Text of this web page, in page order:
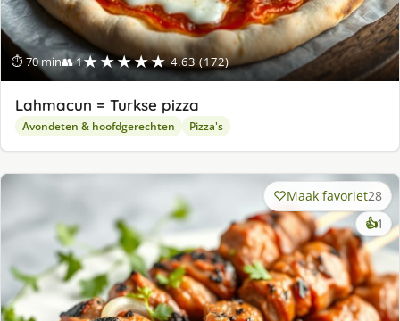
⏱ 70 min👥 1★★★★★ 4.63 (172)
Lahmacun = Turkse pizza
Avondeten & hoofdgerechten Pizza's
Maak favoriet28
👍1